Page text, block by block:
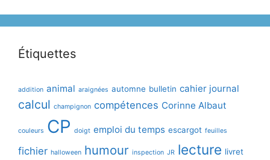
Étiquettes
addition animal araignées automne bulletin cahier journal
calcul champignon compétences Corinne Albaut
couleurs CP doigt emploi du temps escargot feuilles
fichier halloween humour inspection JR lecture livret